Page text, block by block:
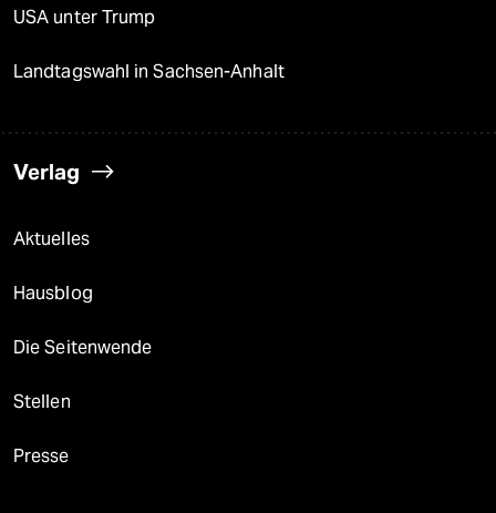
USA unter Trump
Landtagswahl in Sachsen-Anhalt
Verlag
Aktuelles
Hausblog
Die Seitenwende
Stellen
Presse